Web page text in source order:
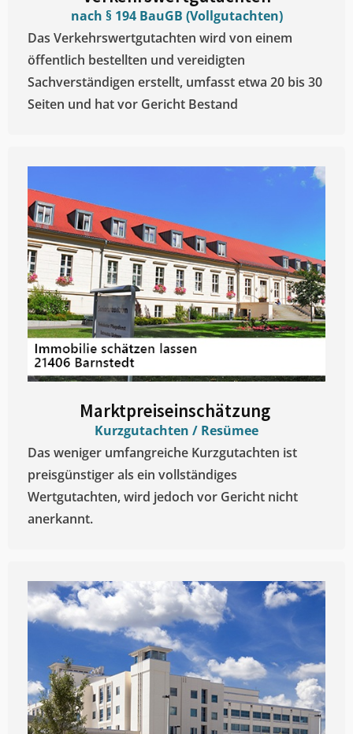
nach § 194 BauGB (Vollgutachten)
Das Verkehrswertgutachten wird von einem
öffentlich bestellten und vereidigten
Sachverständigen erstellt, umfasst etwa 20 bis 30
Seiten und hat vor Gericht Bestand
Marktpreiseinschätzung ​
Kurzgutachten / Resümee
Das weniger umfangreiche Kurzgutachten ist
preisgünstiger als ein vollständiges
Wertgutachten, wird jedoch vor Gericht nicht
anerkannt.